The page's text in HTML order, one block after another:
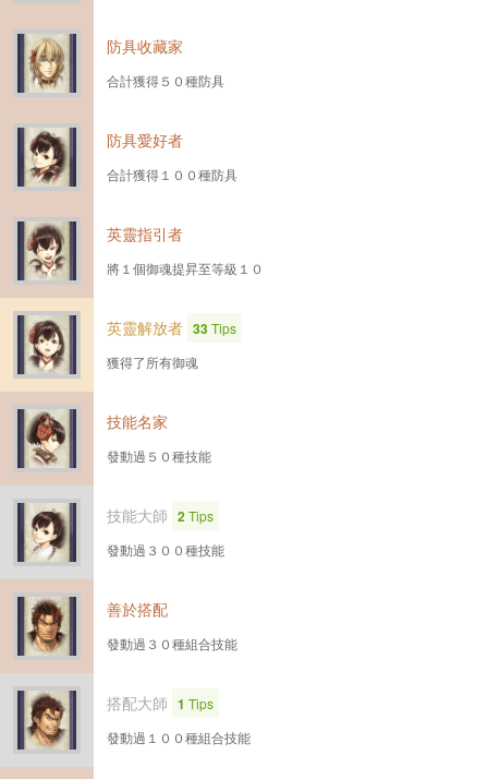
防具收藏家
合計獲得５０種防具
防具愛好者
合計獲得１００種防具
英靈指引者
將１個御魂提昇至等級１０
英靈解放者 33Tips
獲得了所有御魂
技能名家
發動過５０種技能
技能大師 2Tips
發動過３００種技能
善於搭配
發動過３０種組合技能
搭配大師 1 Tips
發動過１００種組合技能